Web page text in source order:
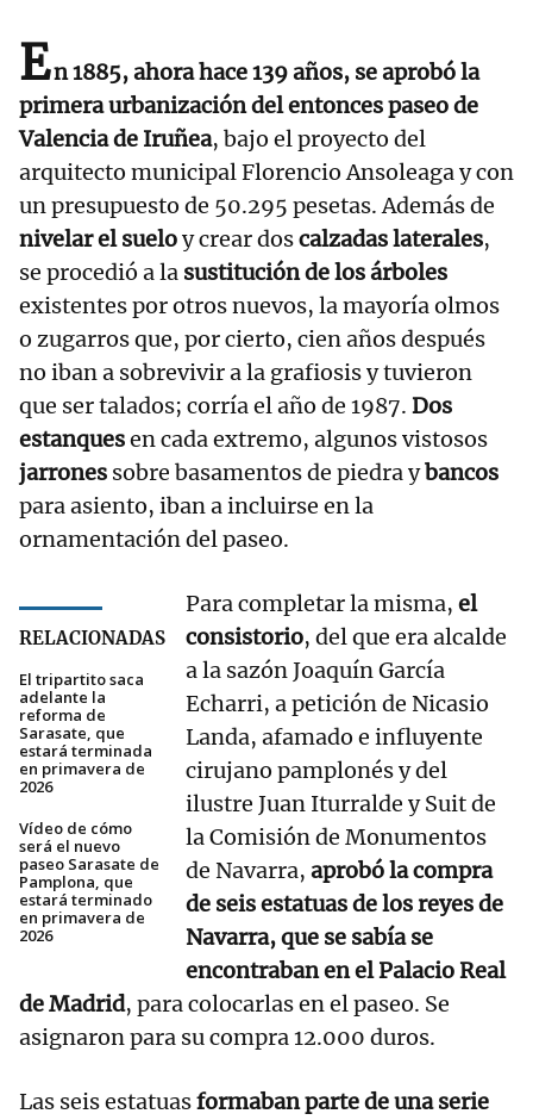
En 1885, ahora hace 139 años, se aprobó la
primera urbanización del entonces paseo de
Valencia de Iruñea, bajo el proyecto del
arquitecto municipal Florencio Ansoleaga y con
un presupuesto de 50.295 pesetas. Además de
nivelar el sueloy crear doscalzadas laterales,
se procedió a la sustitución de los árboles
existentes por otros nuevos, la mayoría olmos
o zugarros que, por cierto, cien años después
no iban a sobrevivir a la grafiosis y tuvieron
que ser talados; corría el año de 1987. Dos
estanquesen cada extremo, algunos vistosos
jarrones sobre basamentos de piedra ybancos
para asiento, iban a incluirse en la
ornamentación del paseo.
RELACIONADAS
El tripartito saca
adelante la
reforma de
Sarasate, que
estará terminada
en primavera de
2026
Vídeo de cómo
será el nuevo
paseo Sarasate de
Pamplona, que
estará terminado
en primavera de
2026
Para completar la misma, el
consistorio, del que era alcalde
a la sazón Joaquín García
Echarri, a petición de Nicasio
Landa, afamado e influyente
cirujano pamplonés y del
ilustre Juan Iturralde y Suit de
la Comisión de Monumentos
de Navarra, aprobó la compra
de seis estatuas de los reyes de
Navarra, que se sabía se
encontraban en el Palacio Real
de Madrid, para colocarlas en el paseo. Se
asignaron para su compra 12.000 duros.
Las seis estatuasformaban parte de una serie